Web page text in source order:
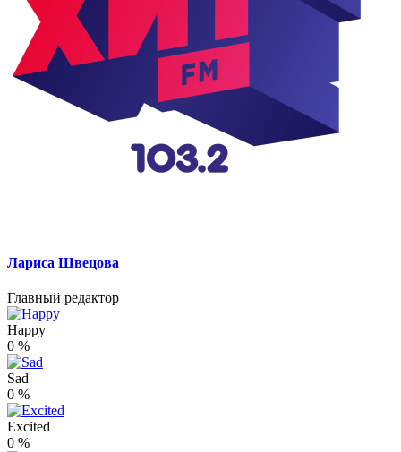
Лариса Швецова
Главный редактор
Happy
0 %
Sad
0 %
Excited
0 %